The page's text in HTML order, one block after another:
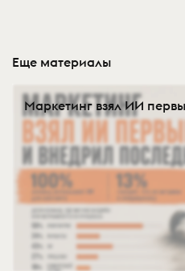
Еще материалы
Маркетинг взял ИИ